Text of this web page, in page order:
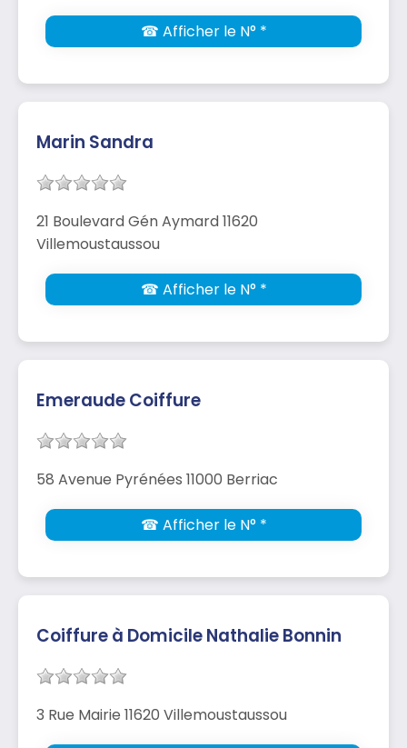
☎ Afficher le N° *
Marin Sandra
21 Boulevard Gén Aymard 11620
Villemoustaussou
☎ Afficher le N° *
Emeraude Coiffure
58 Avenue Pyrénées 11000 Berriac
☎ Afficher le N° *
Coiffure à Domicile Nathalie Bonnin
3 Rue Mairie 11620 Villemoustaussou